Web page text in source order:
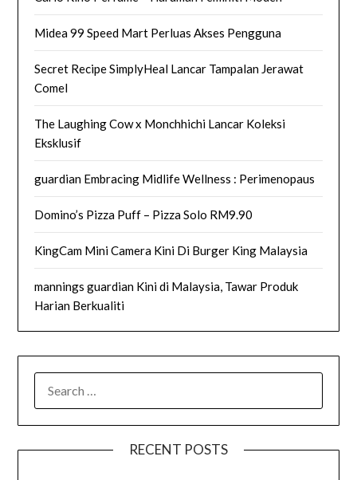
Midea 99 Speed Mart Perluas Akses Pengguna
Secret Recipe SimplyHeal Lancar Tampalan Jerawat
Comel
The Laughing Cow x Monchhichi Lancar Koleksi
Eksklusif
guardian Embracing Midlife Wellness : Perimenopaus
Domino’s Pizza Puff – Pizza Solo RM9.90
KingCam Mini Camera Kini Di Burger King Malaysia
mannings guardian Kini di Malaysia, Tawar Produk
Harian Berkualiti
FOR:
RECENT POSTS